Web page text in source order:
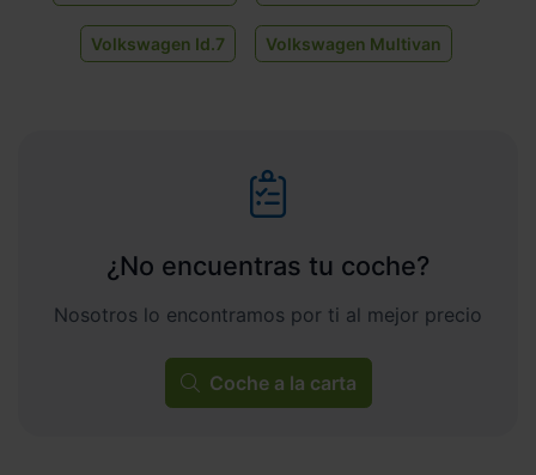
Volkswagen Id.7 Volkswagen Multivan
¿No encuentras tu coche?
Nosotros lo encontramos por ti al mejor precio
Coche a la carta